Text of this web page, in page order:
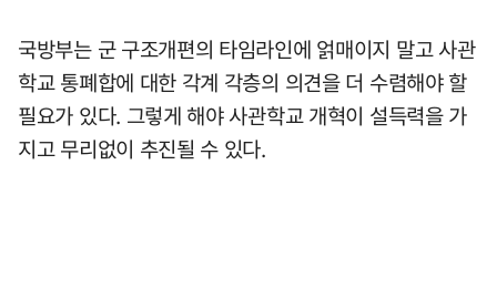
국방부는 군 구조개편의 타임라인에 얽매이지 말고 사관
학교 통폐합에 대한 각계 각층의 의견을 더 수렴해야 할
필요가 있다. 그렇게 해야 사관학교 개혁이 설득력을 가
지고 무리없이 추진될 수 있다.